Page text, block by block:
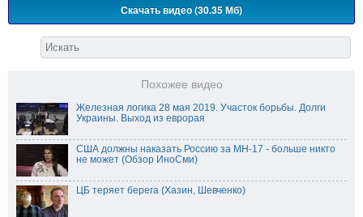
Скачать видео (30.35 Мб)
Похожее видео
Железная логика 28 мая 2019. Участок борьбы. Долги
Украины. Выход из еврорая
США должны наказать Россию за MH-17 - больше никто
не может (Обзор ИноСми)
ЦБ теряет берега (Хазин, Шевченко)